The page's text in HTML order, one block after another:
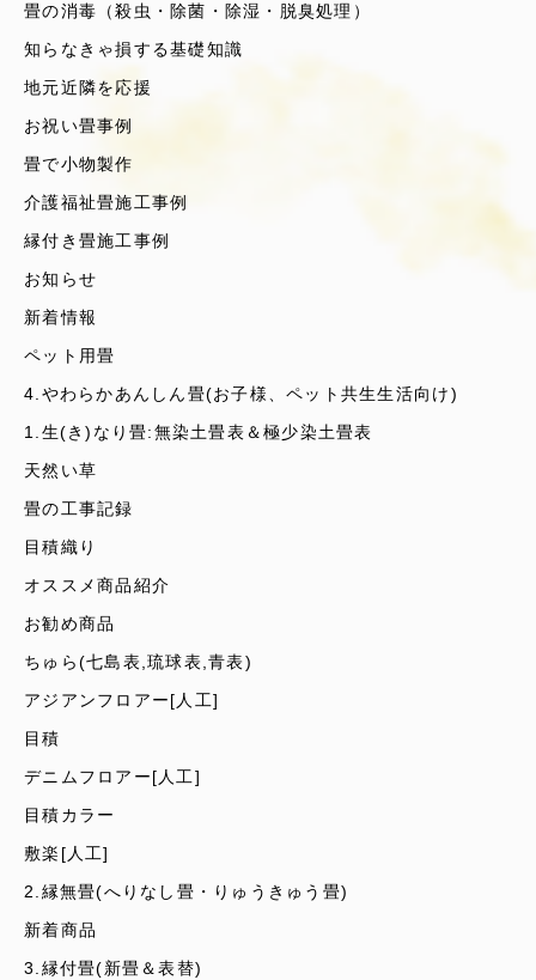
畳の消毒（殺虫・除菌・除湿・脱臭処理）
知らなきゃ損する基礎知識
地元近隣を応援
お祝い畳事例
畳で小物製作
介護福祉畳施工事例
縁付き畳施工事例
お知らせ
新着情報
ペット用畳
4.やわらかあんしん畳(お子様、ペット共生生活向け)
1.生(き)なり畳:無染土畳表＆極少染土畳表
天然い草
畳の工事記録
目積織り
オススメ商品紹介
お勧め商品
ちゅら(七島表,琉球表,青表)
アジアンフロアー[人工]
目積
デニムフロアー[人工]
目積カラー
敷楽[人工]
2.縁無畳(へりなし畳・りゅうきゅう畳)
新着商品
3.縁付畳(新畳＆表替)